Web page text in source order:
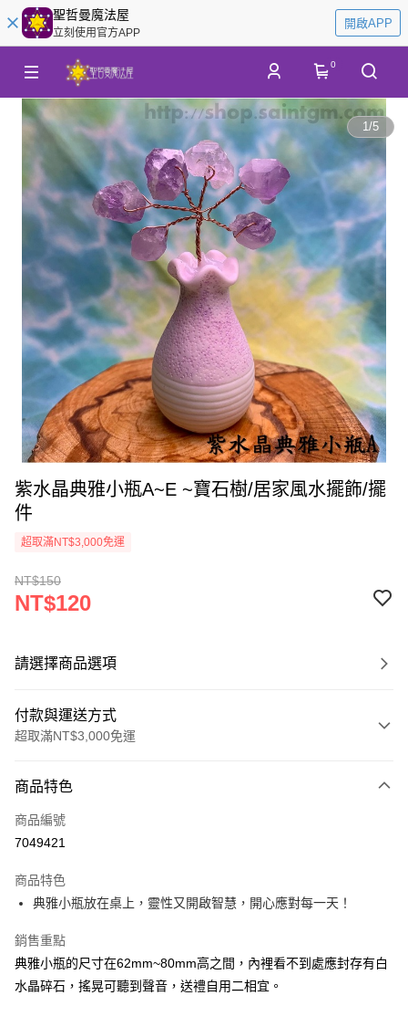
聖哲曼魔法屋
立刻使用官方APP
開啟APP
0
1/5
紫水晶典雅小瓶A~E ~寶石樹/居家風水擺飾/擺
件
超取滿NT$3,000免運
NT$150
NT$120
請選擇商品選項
付款與運送方式
超取滿NT$3,000免運
信用卡一次付款
超商取貨付款
Apple Pay
街口支付
悠遊付
商品特色
商品編號
7049421
商品特色
典雅小瓶放在桌上，靈性又開啟智慧，開心應對每一天！
銷售重點
典雅小瓶的尺寸在62mm~80mm高之間，內裡看不到處應封存有白
水晶碎石，搖晃可聽到聲音，送禮自用二相宜。